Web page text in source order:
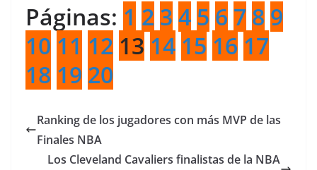
Páginas: 1 2 3 4 5 6 7 8 9
10 11 12 13 14 15 16 17
18 19 20
Ranking de los jugadores con más MVP de las
Finales NBA
Los Cleveland Cavaliers finalistas de la NBA